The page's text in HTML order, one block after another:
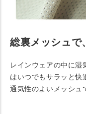
総裏メッシュで
レインウェアの中に湿
はいつでもサラッと快
通気性のよいメッシュ